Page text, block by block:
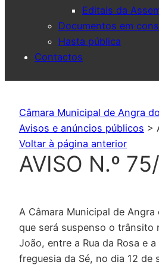
Editais da
Documentos em
Hasta pública
Contactos
Câmara Municipal de Angra
Avisos e anúncios públicos >
Voltar à página anterior
AVISO N.º
A Câmara Municipal de
que será suspenso o trânsito
João, entre a Rua da Rosa e a
freguesia da Sé, no dia 12 de